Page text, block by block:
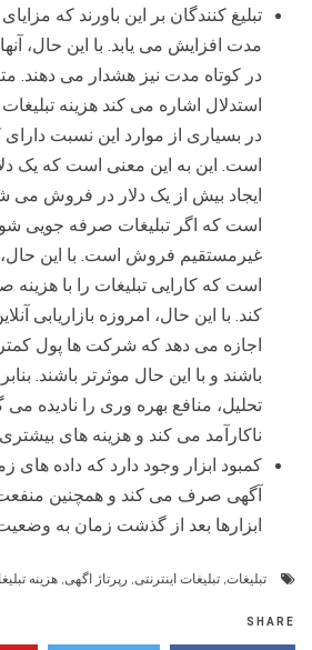
تبلیغ کنندگان بر این باورند که مزایای
مدت افزایش می یابد. با این حال،
در کوتاه مدت نیز هشدار می دهند.
استدلال اشاره می کند هزینه
در بسیاری از موارد این نسبت
است. این به این معنی است که یک
ایجاد بیش از یک دلار در فروش می
است که اگر تبلیغات صرفه جویی
غیرمستقیم فروش است. با این
است که کارایی تبلیغات را با
کند. با این حال، امروزه بازاریابی
اجازه می دهد که شرکت ها پول
باشند و با این حال موثرتر باشند.
تحلیل، منافع بهره وری را نادیده
ناکارآمد می کند و هزینه های
کمبود ابزار وجود دارد که داده های
آگهی صرف می کند و همچنین منفعت
ابزارها بعد از گذشت زمان به
تبلیغات تبلیغات اینترنتی رپرتاژ اگهی هزینه
SHARE